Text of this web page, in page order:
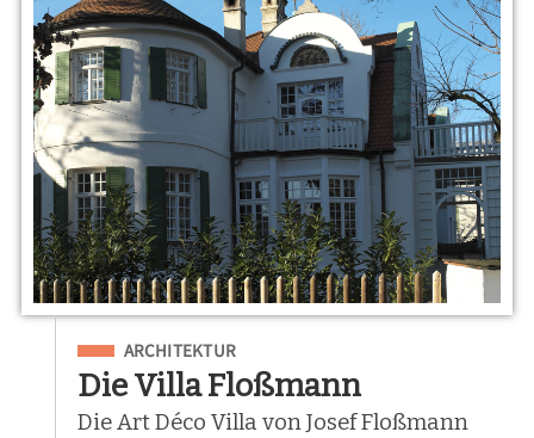
Eingeordnet unter
ARCHITEKTUR
Die Villa Floßmann
Die Art Déco Villa von Josef Floßmann